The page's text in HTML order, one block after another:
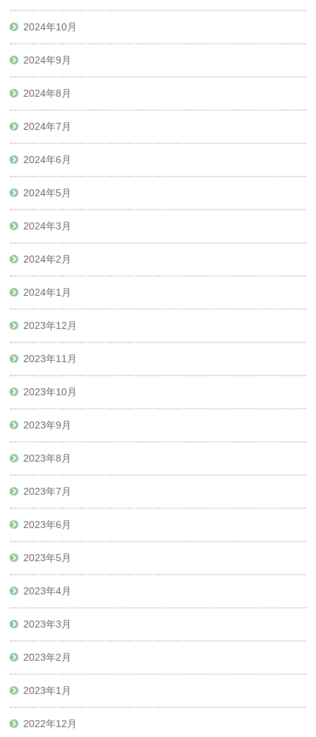
2024年10月
2024年9月
2024年8月
2024年7月
2024年6月
2024年5月
2024年3月
2024年2月
2024年1月
2023年12月
2023年11月
2023年10月
2023年9月
2023年8月
2023年7月
2023年6月
2023年5月
2023年4月
2023年3月
2023年2月
2023年1月
2022年12月